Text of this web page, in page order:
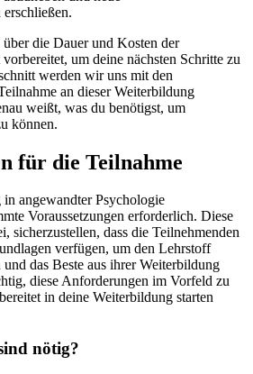
die Dauer und Kosten der
um deine nächsten Schritte zu
werden wir uns mit den
an dieser Weiterbildung
weißt, was du benötigst, um
können.
für die Teilnahme
angewandter Psychologie
Voraussetzungen erforderlich. Diese
sicherzustellen, dass die Teilnehmenden
verfügen, um den Lehrstoff
das Beste aus ihrer Weiterbildung
diese Anforderungen im Vorfeld zu
in deine Weiterbildung starten
nötig?